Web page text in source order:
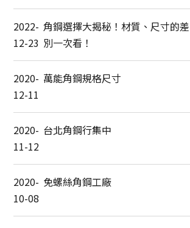
2022-
12-23
角鋼選擇大揭秘！材質、尺寸的差
別一次看！
2020-
12-11
萬能角鋼規格尺寸
2020-
11-12
台北角鋼行集中
2020-
10-08
免螺絲角鋼工廠